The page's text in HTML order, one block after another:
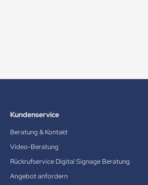
Kundenservice
Beratung & Kontakt
Video-Beratung
Rückrufservice Digital Signage Beratung
Angebot anfordern